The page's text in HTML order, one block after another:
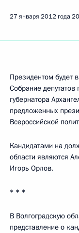
27 января 2012 года
Президентом будет
Собрание депутатов
губернатора
предложенных
Всероссийской
Кандидатами на
области являются
Игорь Орлов.
* * *
В Волгоградскую
представление о